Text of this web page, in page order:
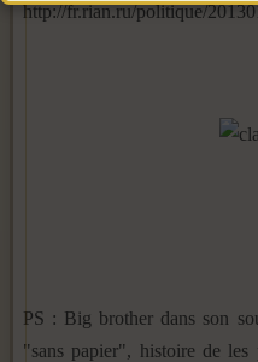
http://fr.rian.ru/politique/
PS : Big brother dans son
"sans papier", histoire de les